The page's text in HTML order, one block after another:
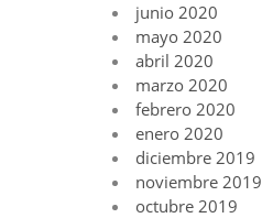
junio 2020
mayo 2020
abril 2020
marzo 2020
febrero 2020
enero 2020
diciembre 2019
noviembre 2019
octubre 2019